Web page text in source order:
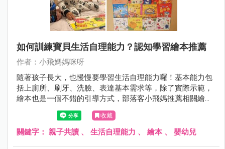
如何訓練寶貝生活自理能力？認知學習繪本推薦
作者：小飛媽媽咪呀
隨著孩子長大，也慢慢要學習生活自理能力囉！基本能力包
括上廁所、刷牙、洗臉、表達基本需求等，除了實際示範，
繪本也是一個不錯的引導方式，部落客小飛媽推薦相關繪
本，爸媽也可一起看看唷！
收藏
關鍵字： 親子共讀 、 生活自理能力 、 繪本、 嬰幼兒